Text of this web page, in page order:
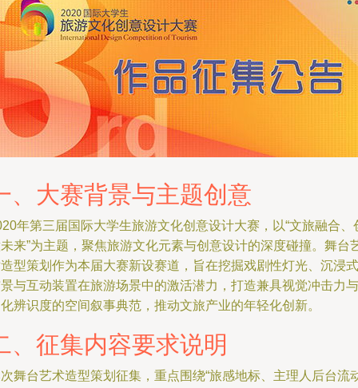
、大赛背景与主题创意
年第三届国际大学生旅游文化创意设计大赛，以“文旅融合、
来”为主题，聚焦旅游文化元素与创意设计的深度碰撞。舞台
型策划作为本届大赛新设赛道，旨在挖掘戏剧性灯光、沉浸式
与互动装置在旅游场景中的激活潜力，打造兼具视觉冲击力与
辨识度的空间叙事典范，推动文旅产业的年轻化创新。
、征集内容要求说明
舞台艺术造型策划征集，重点围绕“旅感地标、主理人后台流